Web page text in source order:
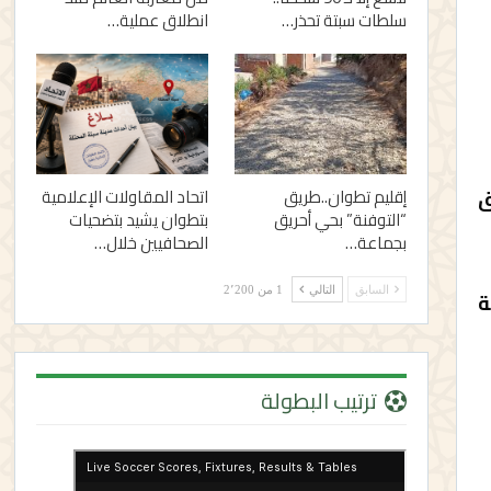
سلطات سبتة تحذر… انطلاق عملية…
إقليم تطوان..طريق
“التوفنة” بحي أحريق
بجماعة…
اتحاد المقاولات الإعلامية
بتطوان يشيد بتضحيات
الصحافيين خلال…
السابق التالي 1 من 2٬200
ترتيب البطولة